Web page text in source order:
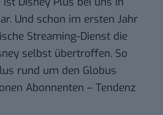
Und schon im ersten Jahr
Streaming-Dienst die
selbst übertroffen. So
rund um den Globus
Abonnenten – Tendenz